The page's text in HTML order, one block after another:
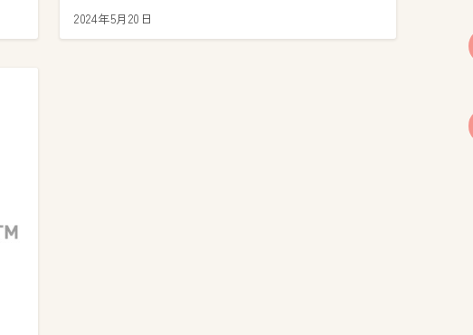
2024年5月20日